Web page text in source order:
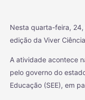
Nesta quarta-feira,
edição da Viver
A atividade acontece
pelo governo do
Educação (SEE), em